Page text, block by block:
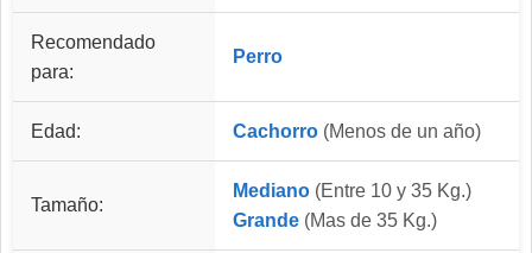
Recomendado
para:
Perro
Edad: Cachorro (Menos de un año)
Tamaño:
Mediano (Entre 10 y 35 Kg.)
Grande (Mas de 35 Kg.)